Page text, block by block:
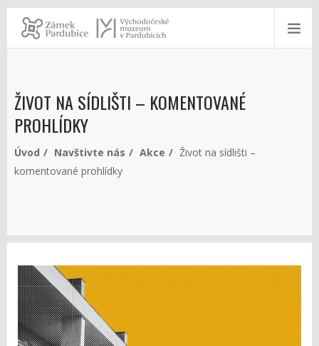
ŽIVOT NA SÍDLIŠTI – KOMENTOVANÉ
PROHLÍDKY
Úvod Navštivte nás Akce
Život na sídlišti –
komentované prohlídky